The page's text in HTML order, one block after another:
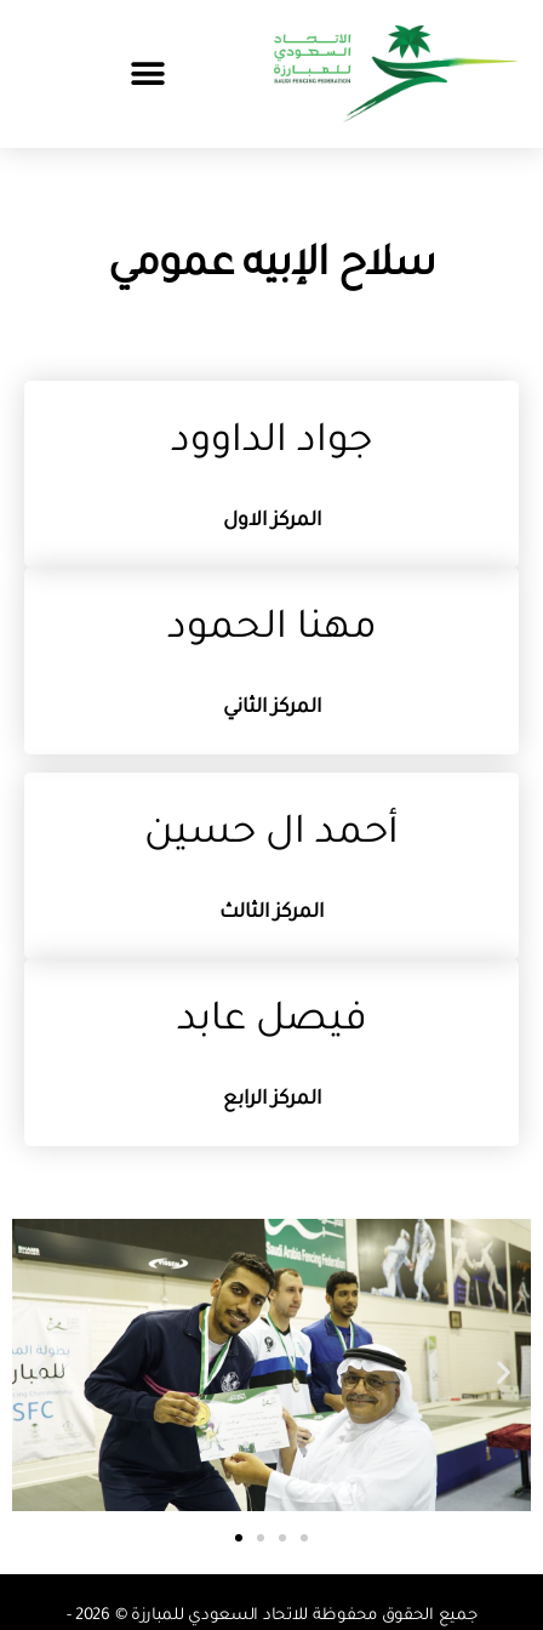
سلاح الإبيه عمومي
جواد الداوود
المركز الاول
مهنا الحمود
المركز الثاني
أحمد ال حسين
المركز الثالث
فيصل عابد
المركز الرابع
جميع الحقوق محفوظة للاتحاد السعودي للمبارزة © 2026 -